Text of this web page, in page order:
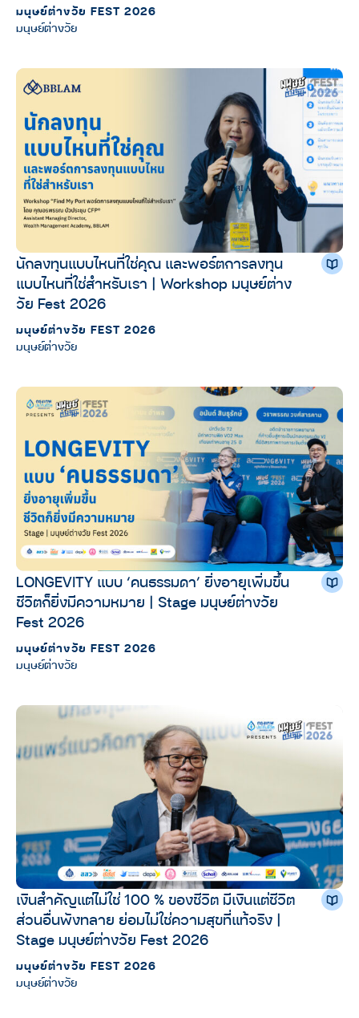
มนุษย์ต่างวัย FEST 2026
มนุษย์ต่างวัย
นักลงทุนแบบไหนที่ใช่คุณ และพอร์ตการลงทุน
แบบไหนที่ใช่สำหรับเรา | Workshop มนุษย์ต่าง
วัย Fest 2026
มนุษย์ต่างวัย FEST 2026
มนุษย์ต่างวัย
LONGEVITY แบบ ‘คนธรรมดา’ ยิ่งอายุเพิ่มขึ้น
ชีวิตก็ยิ่งมีความหมาย | Stage มนุษย์ต่างวัย
Fest 2026
มนุษย์ต่างวัย FEST 2026
มนุษย์ต่างวัย
เงินสำคัญแต่ไม่ใช่ 100 % ของชีวิต มีเงินแต่ชีวิต
ส่วนอื่นพังทลาย ย่อมไม่ใช่ความสุขที่แท้จริง |
Stage มนุษย์ต่างวัย Fest 2026
มนุษย์ต่างวัย FEST 2026
มนุษย์ต่างวัย